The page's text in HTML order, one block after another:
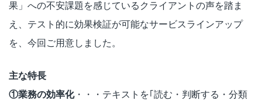
果」への不安課題を感じているクライアントの声を踏ま
え、テスト的に効果検証が可能なサービスラインアップ
を、今回ご用意しました。
主な特長
①業務の効率化・・・テキストを｢読む・判断する・分類